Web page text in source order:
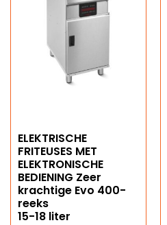
ELEKTRISCHE
FRITEUSES MET
ELEKTRONISCHE
BEDIENING Zeer
krachtige Evo 400-
reeks
15-18 liter